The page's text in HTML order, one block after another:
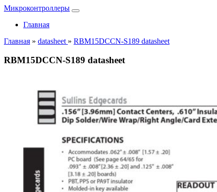
Микроконтроллеры
Главная
Главная » datasheet » RBM15DCCN-S189 datasheet
RBM15DCCN-S189 datasheet